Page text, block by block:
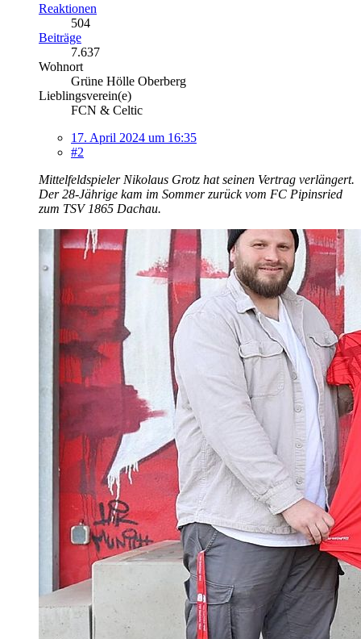
Reaktionen
504
Beiträge
7.637
Wohnort
Grüne Hölle Oberberg
Lieblingsverein(e)
FCN & Celtic
17. April 2024 um 16:35
#2
Mittelfeldspieler Nikolaus Grotz hat seinen Vertrag verlängert.
Der 28-Jährige kam im Sommer zurück vom FC Pipinsried
zum TSV 1865 Dachau.